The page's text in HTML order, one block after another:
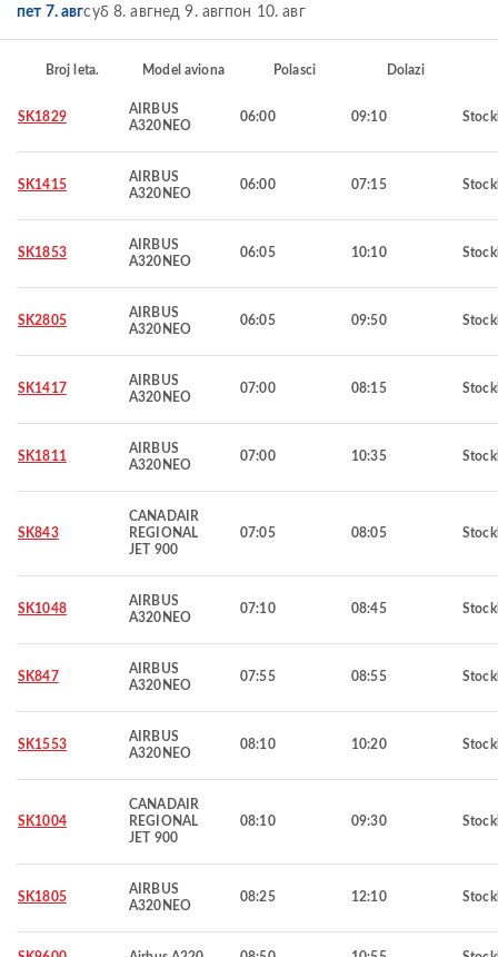
пет 7. авгсуб 8. авгнед 9. авгпон 10. авг
Broj leta. Model aviona Polasci Dolazi
SK1829
AIRBUS
A320NEO
06:00 09:10
SK1415
AIRBUS
A320NEO
06:00 07:15
SK1853
AIRBUS
A320NEO
06:05 10:10
SK2805
AIRBUS
A320NEO
06:05 09:50
SK1417
AIRBUS
A320NEO
07:00 08:15
SK1811
AIRBUS
A320NEO
07:00 10:35
SK843
CANADAIR
REGIONAL
JET 900
07:05 08:05
SK1048
AIRBUS
A320NEO
07:10 08:45
SK847
AIRBUS
A320NEO
07:55 08:55
SK1553
AIRBUS
A320NEO
08:10 10:20
SK1004
CANADAIR
REGIONAL
JET 900
08:10 09:30
SK1805
AIRBUS
A320NEO
08:25 12:10